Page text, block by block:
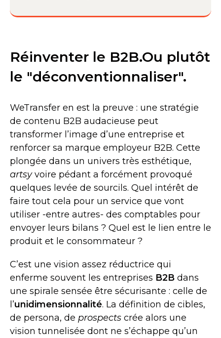
Réinventer le B2B.Ou plutôt
le "déconventionnaliser".
WeTransfer en est la preuve : une stratégie
de contenu B2B audacieuse peut
transformer l’image d’une entreprise et
renforcer sa marque employeur B2B. Cette
plongée dans un univers très esthétique,
artsyvoire pédant a forcément provoqué
quelques levée de sourcils. Quel intérêt de
faire tout cela pour un service que vont
utiliser -entre autres- des comptables pour
envoyer leurs bilans ? Quel est le lien entre le
produit et le consommateur ?
C’est une vision assez réductrice qui
enferme souvent les entreprises B2B dans
une spirale sensée être sécurisante : celle de
l’unidimensionnalité. La définition de cibles,
de persona, de prospects crée alors une
vision tunnelisée dont ne s’échappe qu’un